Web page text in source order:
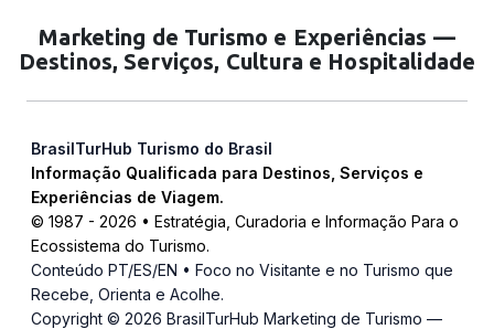
Marketing de Turismo e Experiências —
Destinos, Serviços, Cultura e Hospitalidade
BrasilTurHub Turismo do Brasil
Informação Qualificada para Destinos, Serviços e
Experiências de Viagem.
© 1987 - 2026 • Estratégia, Curadoria e Informação Para o
Ecossistema do Turismo.
Conteúdo PT/ES/EN • Foco no Visitante e no Turismo que
Recebe, Orienta e Acolhe.
Copyright © 2026 BrasilTurHub Marketing de Turismo —